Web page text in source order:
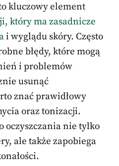
kluczowy element
który ma zasadnicze
i wyglądu skóry. Często
błędy, które mogą
i problemów
usunąć
znać prawidłowy
oraz tonizacji.
oczyszczania nie tylko
ale także zapobiega